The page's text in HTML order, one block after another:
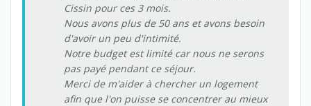
Cissin pour ces 3 mois.
Nous avons plus de 50 ans et avons besoin
d'avoir un peu d'intimité.
Notre budget est limité car nous ne serons
pas payé pendant ce séjour.
Merci de m'aider à chercher un logement
afin que l'on puisse se concentrer au mieux